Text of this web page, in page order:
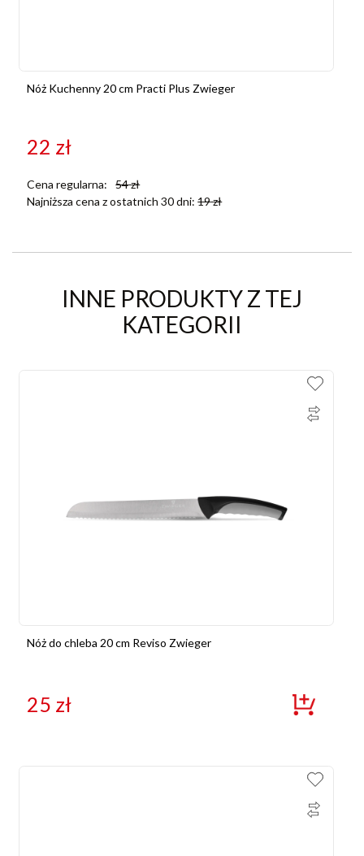
Nóż Kuchenny 20 cm Practi Plus Zwieger
22 zł
Cena regularna: 54zł
Najniższa cena z ostatnich 30 dni:19zł
INNE PRODUKTY Z TEJ
KATEGORII
Nóż do chleba 20 cm Reviso Zwieger
25 zł